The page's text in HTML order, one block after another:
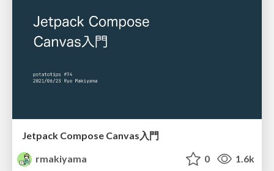
Jetpack Compose Canvas入門
rmakiyama
0 1.6k